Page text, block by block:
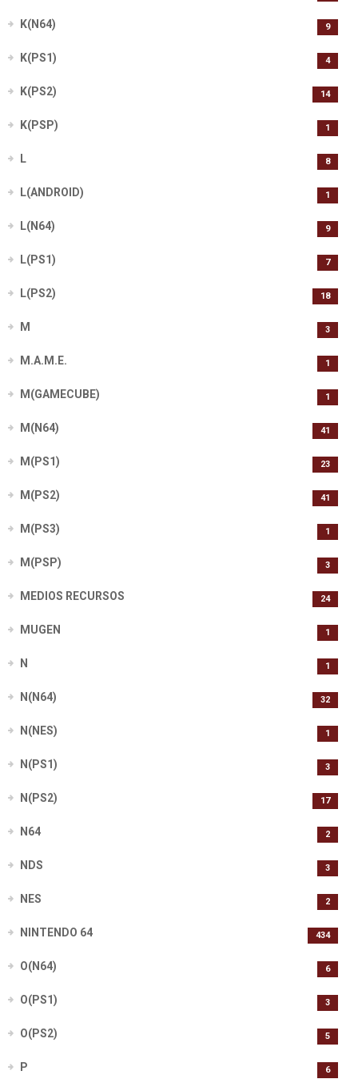
K(N64) 9
K(PS1) 4
K(PS2) 14
K(PSP) 1
L 8
L(ANDROID) 1
L(N64) 9
L(PS1) 7
L(PS2) 18
M 3
M.A.M.E. 1
M(GAMECUBE) 1
M(N64) 41
M(PS1) 23
M(PS2) 41
M(PS3) 1
M(PSP) 3
MEDIOS RECURSOS 24
MUGEN 1
N 1
N(N64) 32
N(NES) 1
N(PS1) 3
N(PS2) 17
N64 2
NDS 3
NES 2
NINTENDO 64 434
O(N64) 6
O(PS1) 3
O(PS2) 5
P 6